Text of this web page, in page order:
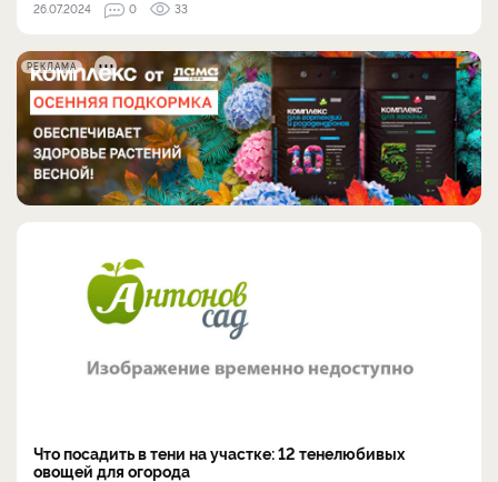
26.07.2024 0 33
РЕКЛАМА
Что посадить в тени на участке: 12 тенелюбивых
овощей для огорода